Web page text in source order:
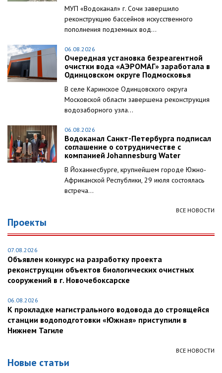
МУП «Водоканал» г. Сочи завершило
реконструкцию бассейнов искусственного
пополнения подземных вод...
06.08.2026
Очередная установка безреагентной
очистки вода «АЭРОМАГ» заработала в
Одинцовском округе Подмосковья
В селе Каринское Одинцовского округа
Московской области завершена реконструкция
водозаборного узла...
06.08.2026
Водоканал Санкт-Петербурга подписал
соглашение о сотрудничестве с
компанией Johannesburg Water
В Йоханнесбурге, крупнейшем городе Южно-
Африканской Республики, 29 июля состоялась
встреча...
ВСЕ НОВОСТИ
Проекты
07.08.2026
Объявлен конкурс на разработку проекта
реконструкции объектов биологических очистных
сооружений в г. Новочебоксарске
06.08.2026
К прокладке магистрального водовода до строящейся
станции водоподготовки «Южная» приступили в
Нижнем Тагиле
ВСЕ НОВОСТИ
Новые статьи